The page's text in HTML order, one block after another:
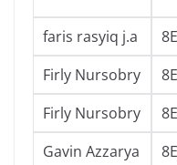
faris rasyiq j.a
8E
Firly Nursobry
8E
Firly Nursobry
8E
Gavin Azzarya
8E